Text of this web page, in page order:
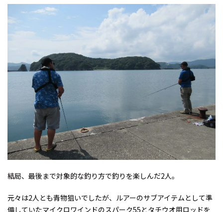
結局、最後まで対象的な釣り方で釣りを楽しんだ2人。
元々は2人とも青物狙いでしたが、ルアーのサブアイテムとして準
備していたマイクロワインドのスパーク55とタチウオ用ロッドを